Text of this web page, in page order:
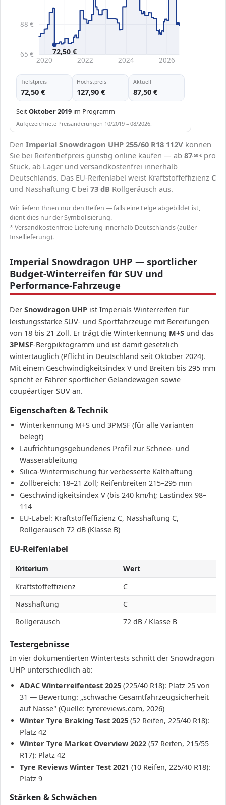
65 €
88 €
2020 2022 2024 2026
72,50 €
Tiefstpreis
72,50 €
Höchstpreis
127,90 €
Aktuell
87,50 €
SeitOktober 2019 im Programm
Aufgezeichnete Preisänderungen 10/2019 – 08/2026.
Den Imperial Snowdragon UHP 255/60 R18 112V können
Sie bei Reifentiefpreis günstig online kaufen — ab 87,50€ pro
Stück, ab Lager und versandkostenfrei innerhalb
Deutschlands. Das EU-Reifenlabel weist Kraftstoffeffizienz C
und Nasshaftung C bei 73 dB Rollgeräusch aus.
Wir liefern Ihnen nur den Reifen — falls eine Felge abgebildet ist,
dient dies nur der Symbolisierung.
* Versandkostenfreie Lieferung innerhalb Deutschlands (außer
Insellieferung).
Imperial Snowdragon UHP — sportlicher
Budget-Winterreifen für SUV und
Performance-Fahrzeuge
Der Snowdragon UHP ist Imperials Winterreifen für
leistungsstarke SUV- und Sportfahrzeuge mit Bereifungen
von 18 bis 21 Zoll. Er trägt die Winterkennung M+S und das
3PMSF-Bergpiktogramm und ist damit gesetzlich
wintertauglich (Pflicht in Deutschland seit Oktober 2024).
Mit einem Geschwindigkeitsindex V und Breiten bis 295 mm
spricht er Fahrer sportlicher Geländewagen sowie
coupéartiger SUV an.
Eigenschaften & Technik
Winterkennung M+S und 3PMSF (für alle Varianten
belegt)
Laufrichtungsgebundenes Profil zur Schnee- und
Wasserableitung
Silica-Wintermischung für verbesserte Kalthaftung
Zollbereich: 18–21 Zoll; Reifenbreiten 215–295 mm
Geschwindigkeitsindex V (bis 240 km/h); Lastindex 98–
114
EU-Label: Kraftstoffeffizienz C, Nasshaftung C,
Rollgeräusch 72 dB (Klasse B)
EU-Reifenlabel
Kriterium
Wert
Kraftstoffeffizienz
C
Nasshaftung
C
Rollgeräusch
72 dB / Klasse B
Testergebnisse
In vier dokumentierten Wintertests schnitt der Snowdragon
UHP unterschiedlich ab:
ADAC Winterreifentest 2025 (225/40 R18): Platz 25 von
31 — Bewertung: „schwache Gesamtfahrzeugsicherheit
auf Nässe" (Quelle: tyrereviews.com, 2026)
Winter Tyre Braking Test 2025 (52 Reifen, 225/40 R18):
Platz 42
Winter Tyre Market Overview 2022 (57 Reifen, 215/55
R17): Platz 42
Tyre Reviews Winter Test 2021 (10 Reifen, 225/40 R18):
Platz 9
Stärken & Schwächen